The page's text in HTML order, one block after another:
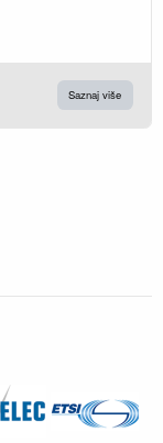
Saznaj više